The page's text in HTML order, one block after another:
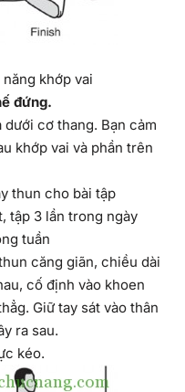
khớp vai
đứng.
cơ thang. Bạn cảm
khớp vai và phần trên
thun cho bài tập
tập 3 lần trong ngày
tuần
căng giãn, chiều dài
cố định vào khoen
Giữ tay sát vào thân
ra sau.
kéo.